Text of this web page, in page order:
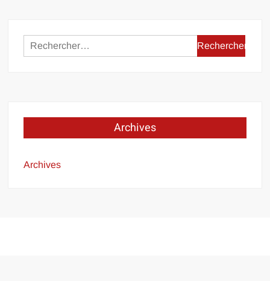
Rechercher :
Archives
Archives